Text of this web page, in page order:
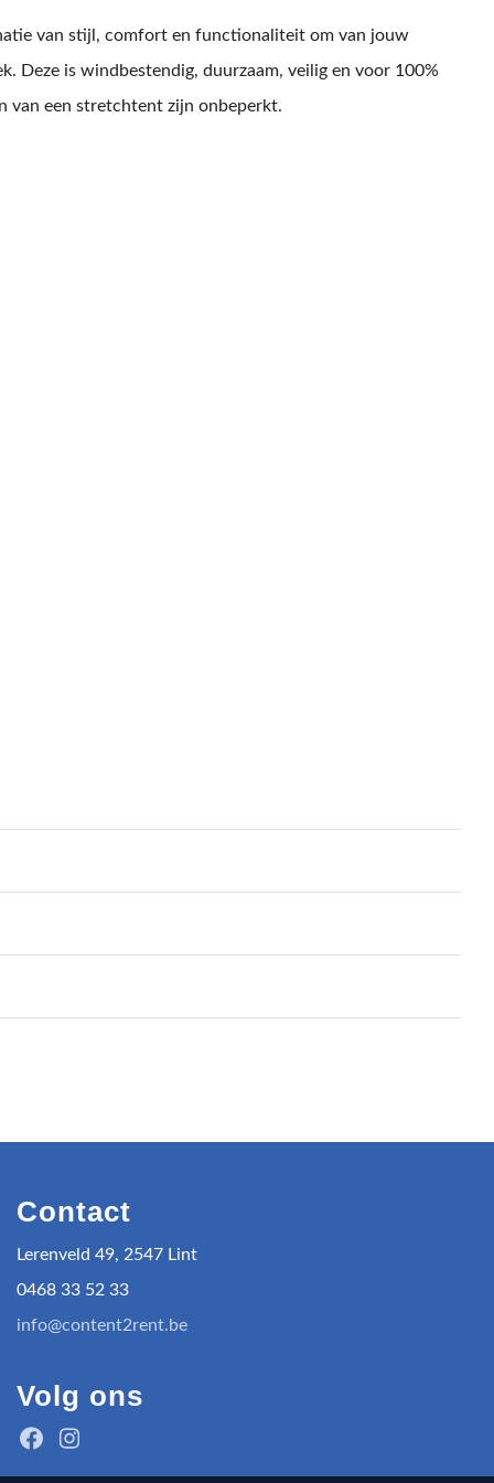
van stijl, comfort en functionaliteit om van jouw
Deze is windbestendig, duurzaam, veilig en voor 100%
van een stretchtent zijn onbeperkt.
Contact
Lerenveld 49, 2547 Lint
0468 33 52 33
info@content2rent.be
Volg ons